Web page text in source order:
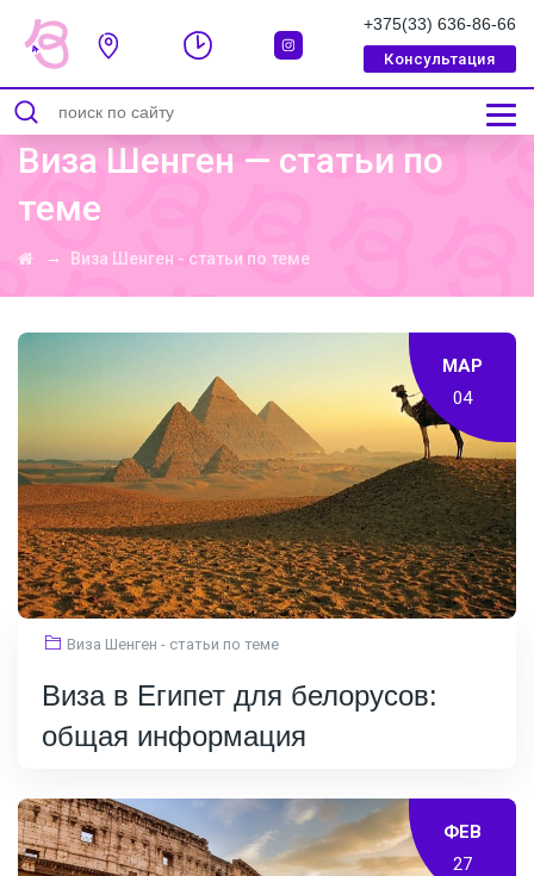
+375(33) 636-86-66
Консультация
Виза Шенген — статьи по
теме
→ Виза Шенген - статьи по теме
МАР
04
Виза Шенген - статьи по теме
Виза в Египет для белорусов:
общая информация
ФЕВ
27
СООБЩЕНИЕ УСПЕШНО ОТПРАВЛЕННО